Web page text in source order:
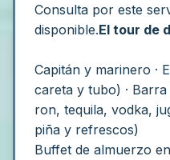
Consulta por este
disponible.El tour de
Capitán y marinero ·
careta y tubo) ·
ron, tequila, vodka,
piña y refrescos)
Buffet de almuerzo